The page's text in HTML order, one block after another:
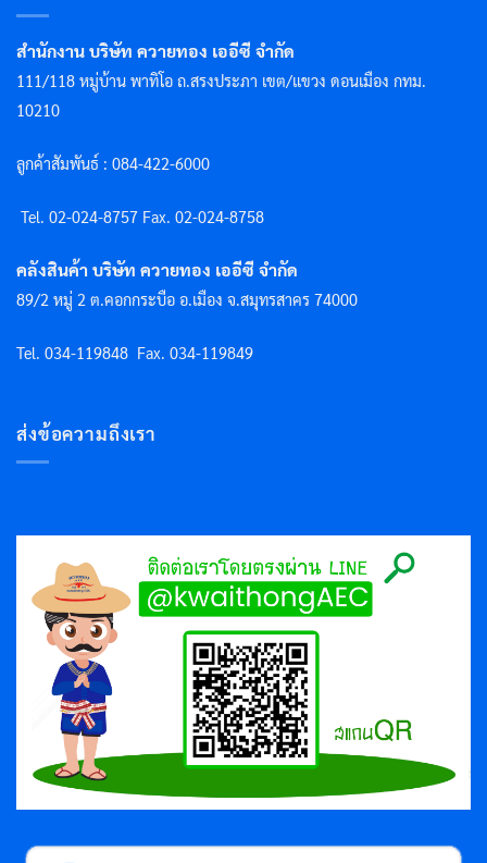
สำนักงาน บริษัท ควายทอง เออีซี จำกัด
111/118 หมู่บ้าน พาทิโอ ถ.สรงประภา เขต/แขวง ดอนเมือง กทม.
10210
ลูกค้าสัมพันธ์ : 084-422-6000
Tel. 02-024-8757 Fax. 02-024-8758
คลังสินค้า บริษัท ควายทอง เออีซี จำกัด
89/2 หมู่ 2 ต.คอกกระบือ อ.เมือง จ.สมุทรสาคร 74000
Tel. 034-119848 Fax. 034-119849
ส่งข้อความถึงเรา